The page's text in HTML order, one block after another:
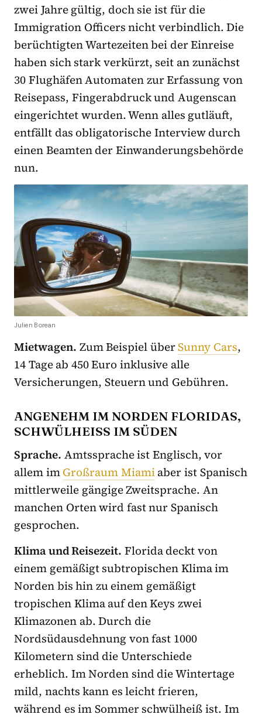
zwei Jahre gültig, doch sie ist für die
Immigration Officers nicht verbindlich. Die
berüchtigten Wartezeiten bei der Einreise
haben sich stark verkürzt, seit an zunächst
30 Flughäfen Automaten zur Erfassung von
Reisepass, Fingerabdruck und Augenscan
eingerichtet wurden. Wenn alles gutläuft,
entfällt das obligatorische Interview durch
einen Beamten der Einwanderungsbehörde
nun.
Julien Borean
Mietwagen. Zum Beispiel überSunny Cars,
14 Tage ab 450 Euro inklusive alle
Versicherungen, Steuern und Gebühren.
ANGENEHM IM NORDEN FLORIDAS,
SCHWÜLHEISS IM SÜDEN
Sprache. Amtssprache ist Englisch, vor
allem imGroßraum Miamiaber ist Spanisch
mittlerweile gängige Zweitsprache. An
manchen Orten wird fast nur Spanisch
gesprochen.
Klima und Reisezeit. Florida deckt von
einem gemäßigt subtropischen Klima im
Norden bis hin zu einem gemäßigt
tropischen Klima auf den Keys zwei
Klimazonen ab. Durch die
Nordsüdausdehnung von fast 1000
Kilometern sind die Unterschiede
erheblich. Im Norden sind die Wintertage
mild, nachts kann es leicht frieren,
während es im Sommer schwülheiß ist. Im